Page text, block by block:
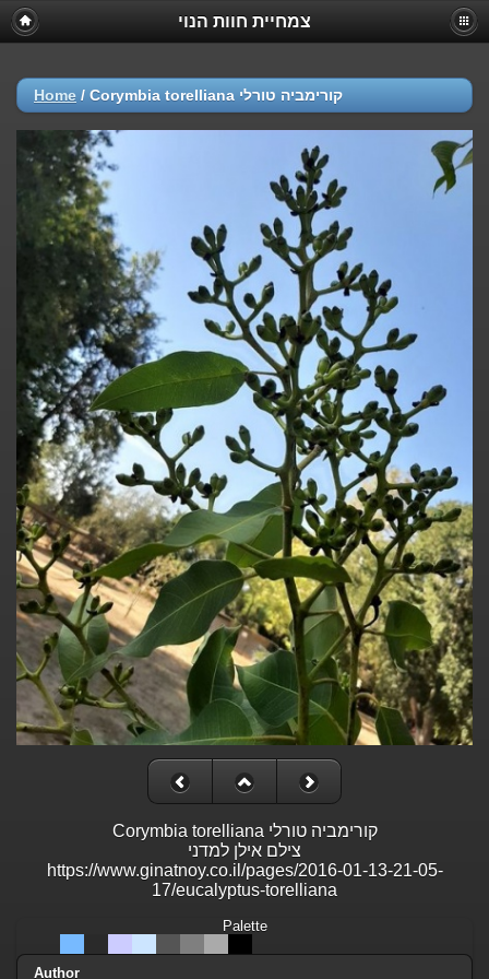
צמחיית חוות הנוי
Home / Corymbia torelliana קורימביה טורלי
Corymbia torelliana קורימביה טורלי
צילם אילן למדני
https://www.ginatnoy.co.il/pages/2016-01-13-21-05-
17/eucalyptus-torelliana
Palette
Author